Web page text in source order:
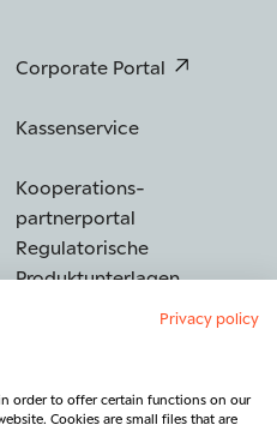
Corporate Portal
Kassenservice
Kooperations­
partnerportal
Regulatorische
Produktunterlagen
Privacy policy
order to offer certain functions on our
Cookies are small files that are